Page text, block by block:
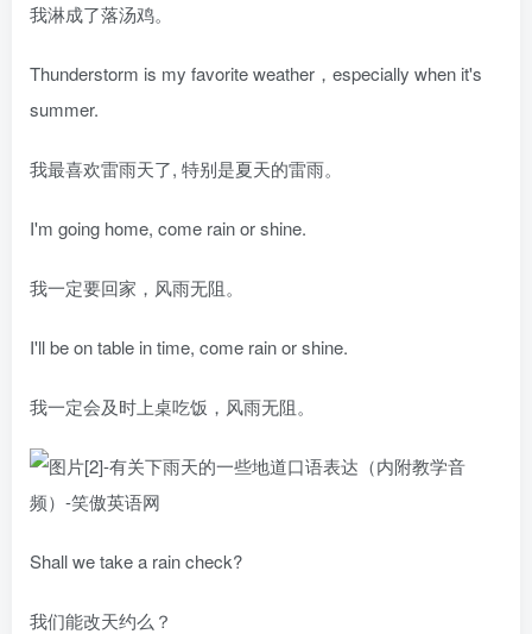
我淋成了落汤鸡。
Thunderstorm is my favorite weather，especially when it's
summer.
我最喜欢雷雨天了, 特别是夏天的雷雨。
I'm going home, come rain or shine.
我一定要回家，风雨无阻。
I'll be on table in time, come rain or shine.
我一定会及时上桌吃饭，风雨无阻。
Shall we take a rain check?
我们能改天约么？